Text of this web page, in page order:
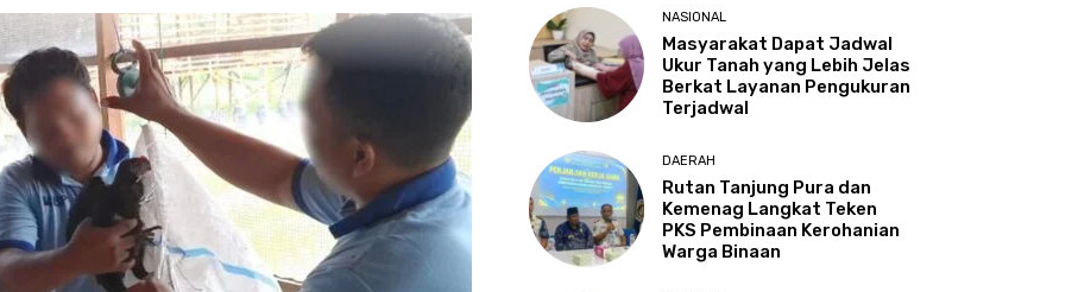
NASIONAL
Masyarakat Dapat Jadwal
Ukur Tanah yang Lebih Jelas
Berkat Layanan Pengukuran
Terjadwal
DAERAH
Rutan Tanjung Pura dan
Kemenag Langkat Teken
PKS Pembinaan Kerohanian
Warga Binaan